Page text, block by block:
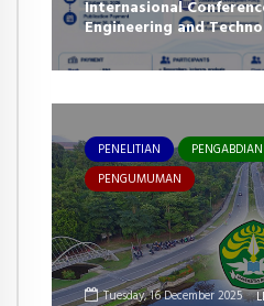
Internasional
Engineering and
PENELITIAN
PENGABDIAN
PENGUMUMAN
Tuesday, 16 December 2025